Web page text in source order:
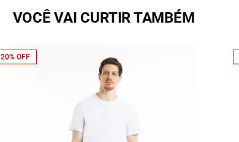
VOCÊ VAI CURTIR TAMBÉM
20% OFF